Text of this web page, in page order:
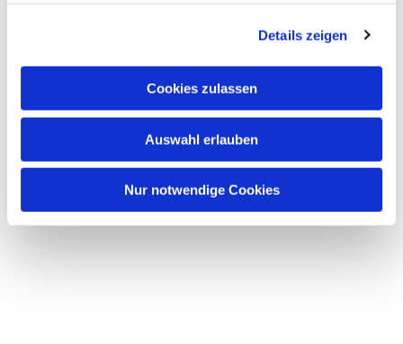
Details zeigen
Cookies zulassen
Auswahl erlauben
Nur notwendige Cookies
Dies könnte Sie auch
interessieren